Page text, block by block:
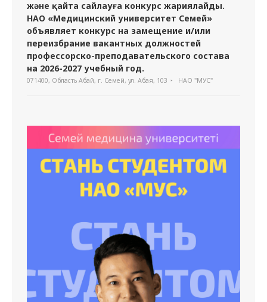
және қайта сайлауға конкурс жариялайды.
НАО «Медицинский университет Семей»
объявляет конкурс на замещение и/или
переизбрание вакантных должностей
профессорско-преподавательского состава
на 2026-2027 учебный год.
071400, Область Абай, г. Семей, ул. Абая, 103 НАО "МУС"